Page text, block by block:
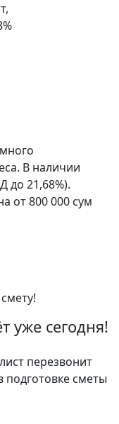
В наличии
до 21,68%).
от 800 000 сум
уже сегодня!
перезвонит
подготовке сметы